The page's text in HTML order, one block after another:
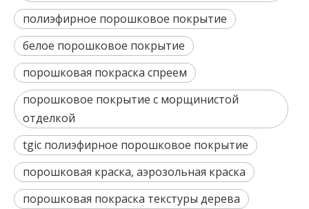
полиэфирное порошковое покрытие
белое порошковое покрытие
порошковая покраска спреем
порошковое покрытие с морщинистой
отделкой
tgic полиэфирное порошковое покрытие
порошковая краска, аэрозольная краска
порошковая покраска текстуры дерева